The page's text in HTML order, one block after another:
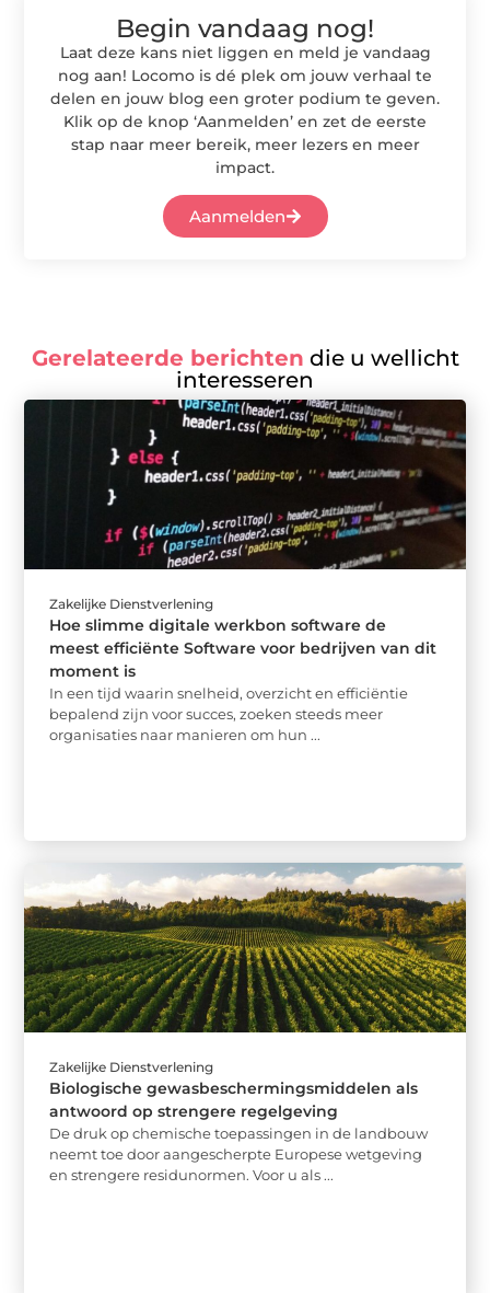
Begin vandaag nog!
Laat deze kans niet liggen en meld je vandaag
nog aan! Locomo is dé plek om jouw verhaal te
delen en jouw blog een groter podium te geven.
Klik op de knop ‘Aanmelden’ en zet de eerste
stap naar meer bereik, meer lezers en meer
impact.
Aanmelden
Gerelateerde berichten die u wellicht
interesseren
Zakelijke Dienstverlening
Hoe slimme digitale werkbon software de
meest efficiënte Software voor bedrijven van dit
moment is
In een tijd waarin snelheid, overzicht en efficiëntie
bepalend zijn voor succes, zoeken steeds meer
organisaties naar manieren om hun ...
Zakelijke Dienstverlening
Biologische gewasbeschermingsmiddelen als
antwoord op strengere regelgeving
De druk op chemische toepassingen in de landbouw
neemt toe door aangescherpte Europese wetgeving
en strengere residunormen. Voor u als ...